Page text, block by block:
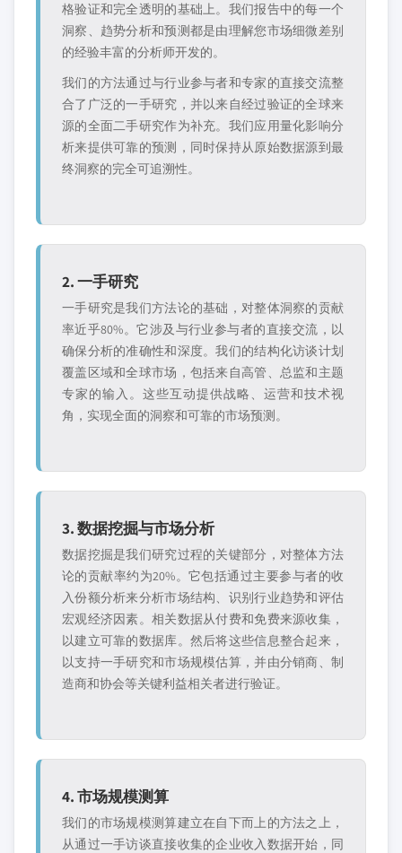
格验证和完全透明的基础上。我们报告中的每一个
洞察、趋势分析和预测都是由理解您市场细微差别
的经验丰富的分析师开发的。
我们的方法通过与行业参与者和专家的直接交流整
合了广泛的一手研究，并以来自经过验证的全球来
源的全面二手研究作为补充。我们应用量化影响分
析来提供可靠的预测，同时保持从原始数据源到最
终洞察的完全可追溯性。
2. 一手研究
一手研究是我们方法论的基础，对整体洞察的贡献
率近乎80%。它涉及与行业参与者的直接交流，以
确保分析的准确性和深度。我们的结构化访谈计划
覆盖区域和全球市场，包括来自高管、总监和主题
专家的输入。这些互动提供战略、运营和技术视
角，实现全面的洞察和可靠的市场预测。
3. 数据挖掘与市场分析
数据挖掘是我们研究过程的关键部分，对整体方法
论的贡献率约为20%。它包括通过主要参与者的收
入份额分析来分析市场结构、识别行业趋势和评估
宏观经济因素。相关数据从付费和免费来源收集，
以建立可靠的数据库。然后将这些信息整合起来，
以支持一手研究和市场规模估算，并由分销商、制
造商和协会等关键利益相关者进行验证。
4. 市场规模测算
我们的市场规模测算建立在自下而上的方法之上，
从通过一手访谈直接收集的企业收入数据开始，同